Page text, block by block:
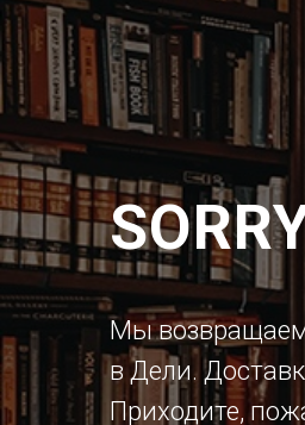
Мы
в Дели.
Приходите,